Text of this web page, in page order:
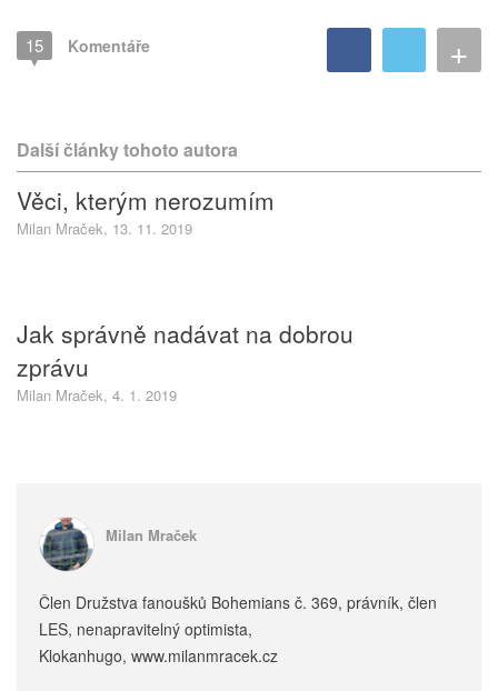
15 Komentáře +
Další články tohoto autora
Věci, kterým nerozumím
Milan Mraček, 13. 11. 2019
Jak správně nadávat na dobrou
zprávu
Milan Mraček, 4. 1. 2019
Milan Mraček
Člen Družstva fanoušků Bohemians č. 369, právník, člen
LES, nenapravitelný optimista,
Klokanhugo, www.milanmracek.cz